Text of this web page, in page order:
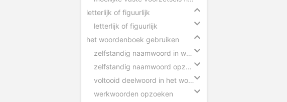
letterlijk of figuurlijk
letterlijk of figuurlijk
het woordenboek gebruiken
zelfstandig naamwoord in woordenboek
zelfstandig naamwoord opzoeken
voltooid deelwoord in het woordenboek
werkwoorden opzoeken